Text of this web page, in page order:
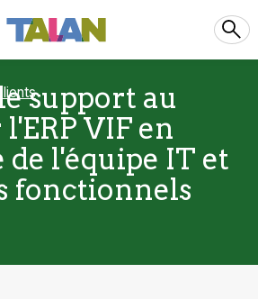
support au
VIF en
de l'équipe IT et
fonctionnels